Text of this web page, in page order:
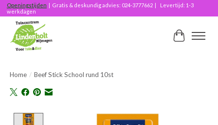
Openingstijden | Gratis & deskundig advies: 024-3777662 | Levertijd: 1-3
werkdagen
Home / Beef Stick School rund 10st
Product image slideshow Items